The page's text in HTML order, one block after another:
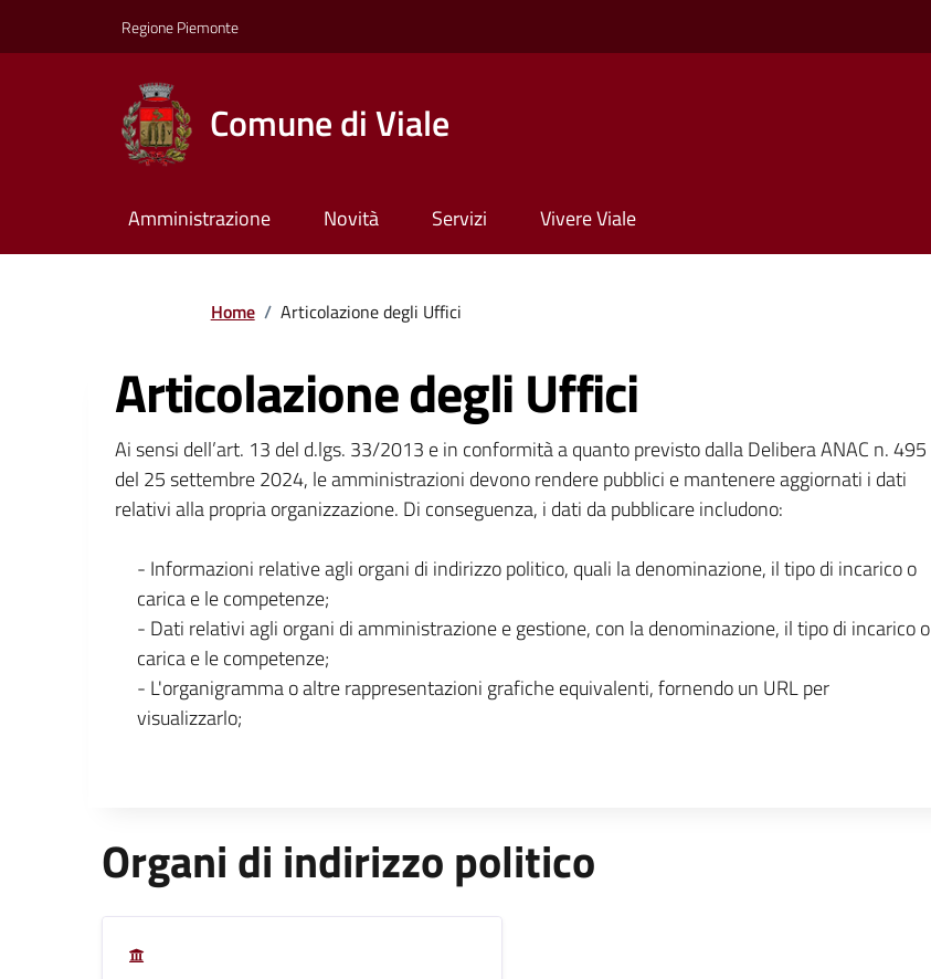
Regione Piemonte
Comune di Viale
Amministrazione Novità Servizi Vivere Viale
Home / Articolazione degli Uffici
Articolazione degli Uffici
Ai sensi dell’art. 13 del d.lgs. 33/2013 e in conformità a quanto previsto dalla Delibera ANAC n. 495
del 25 settembre 2024, le amministrazioni devono rendere pubblici e mantenere aggiornati i dati
relativi alla propria organizzazione. Di conseguenza, i dati da pubblicare includono:
- Informazioni relative agli organi di indirizzo politico, quali la denominazione, il tipo di incarico o
carica e le competenze;
- Dati relativi agli organi di amministrazione e gestione, con la denominazione, il tipo di incarico o
carica e le competenze;
- L'organigramma o altre rappresentazioni grafiche equivalenti, fornendo un URL per
visualizzarlo;
Organi di indirizzo politico